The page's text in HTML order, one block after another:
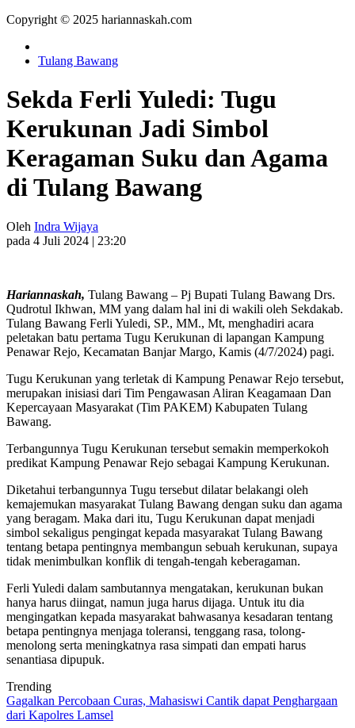
Copyright © 2025 hariannaskah.com
Tulang Bawang
Sekda Ferli Yuledi: Tugu
Kerukunan Jadi Simbol
Keragaman Suku dan Agama
di Tulang Bawang
Oleh Indra Wijaya
pada 4 Juli 2024 | 23:20
Hariannaskah, Tulang Bawang – Pj Bupati Tulang Bawang Drs.
Qudrotul Ikhwan, MM yang dalam hal ini di wakili oleh Sekdakab.
Tulang Bawang Ferli Yuledi, SP., MM., Mt, menghadiri acara
peletakan batu pertama Tugu Kerukunan di lapangan Kampung
Penawar Rejo, Kecamatan Banjar Margo, Kamis (4/7/2024) pagi.
Tugu Kerukunan yang terletak di Kampung Penawar Rejo tersebut,
merupakan inisiasi dari Tim Pengawasan Aliran Keagamaan Dan
Kepercayaan Masyarakat (Tim PAKEM) Kabupaten Tulang
Bawang.
Terbangunnya Tugu Kerukunan tersebut semakin memperkokoh
predikat Kampung Penawar Rejo sebagai Kampung Kerukunan.
Diketahui terbangunnya Tugu tersebut dilatar belakangi oleh
kemajemukan masyarakat Tulang Bawang dengan suku dan agama
yang beragam. Maka dari itu, Tugu Kerukunan dapat menjadi
simbol sekaligus pengingat kepada masyarakat Tulang Bawang
tentang betapa pentingnya membangun sebuah kerukunan, supaya
tidak menimbulkan konflik di tengah-tengah keberagaman.
Ferli Yuledi dalam sambutannya mengatakan, kerukunan bukan
hanya harus diingat, namun juga harus dijaga. Untuk itu dia
mengingatkan kepada masyarakat bahwasanya kesadaran tentang
betapa pentingnya menjaga toleransi, tenggang rasa, tolong-
menolong serta meningkatnya rasa simpati dan empati harus
senantiasa dipupuk.
Trending
Gagalkan Percobaan Curas, Mahasiswi Cantik dapat Penghargaan
dari Kapolres Lamsel